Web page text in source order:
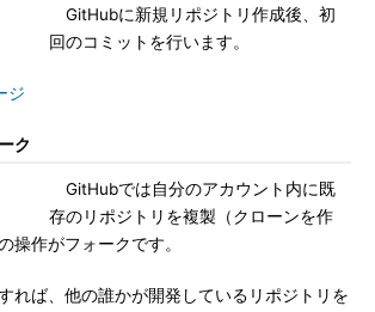
GitHubに新規リポジトリ作成後、初
回のコミットを行います。
ジ
ク
GitHubでは自分のアカウント内に既
存のリポジトリを複製（クローンを作
操作がフォークです。
れば、他の誰かが開発しているリポジトリを